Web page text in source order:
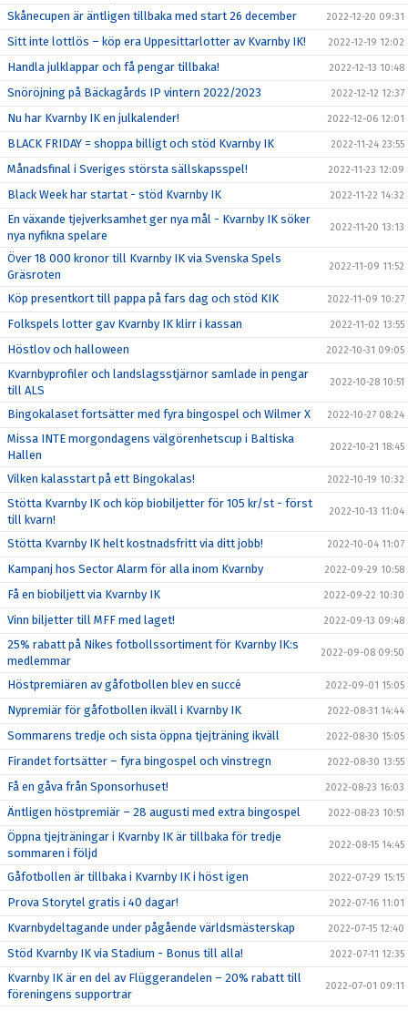
Skånecupen är äntligen tillbaka med start 26 december 2022-12-20 09:31
Sitt inte lottlös – köp era Uppesittarlotter av Kvarnby IK! 2022-12-19 12:02
Handla julklappar och få pengar tillbaka! 2022-12-13 10:48
Snöröjning på Bäckagårds IP vintern 2022/2023 2022-12-12 12:37
Nu har Kvarnby IK en julkalender! 2022-12-06 12:01
BLACK FRIDAY = shoppa billigt och stöd Kvarnby IK 2022-11-24 23:55
Månadsfinal i Sveriges största sällskapsspel! 2022-11-23 12:09
Black Week har startat - stöd Kvarnby IK 2022-11-22 14:32
En växande tjejverksamhet ger nya mål - Kvarnby IK söker
nya nyfikna spelare
2022-11-20 13:13
Över 18 000 kronor till Kvarnby IK via Svenska Spels
Gräsroten
2022-11-09 11:52
Köp presentkort till pappa på fars dag och stöd KIK 2022-11-09 10:27
Folkspels lotter gav Kvarnby IK klirr i kassan 2022-11-02 13:55
Höstlov och halloween 2022-10-31 09:05
Kvarnbyprofiler och landslagsstjärnor samlade in pengar
till ALS
2022-10-28 10:51
Bingokalaset fortsätter med fyra bingospel och Wilmer X 2022-10-27 08:24
Missa INTE morgondagens välgörenhetscup i Baltiska
Hallen
2022-10-21 18:45
Vilken kalasstart på ett Bingokalas! 2022-10-19 10:32
Stötta Kvarnby IK och köp biobiljetter för 105 kr/st - först
till kvarn!
2022-10-13 11:04
Stötta Kvarnby IK helt kostnadsfritt via ditt jobb! 2022-10-04 11:07
Kampanj hos Sector Alarm för alla inom Kvarnby 2022-09-29 10:58
Få en biobiljett via Kvarnby IK 2022-09-22 10:30
Vinn biljetter till MFF med laget! 2022-09-13 09:48
25% rabatt på Nikes fotbollssortiment för Kvarnby IK:s
medlemmar
2022-09-08 09:50
Höstpremiären av gåfotbollen blev en succé 2022-09-01 15:05
Nypremiär för gåfotbollen ikväll i Kvarnby IK 2022-08-31 14:44
Sommarens tredje och sista öppna tjejträning ikväll 2022-08-30 15:05
Firandet fortsätter – fyra bingospel och vinstregn 2022-08-30 13:55
Få en gåva från Sponsorhuset! 2022-08-23 16:03
Äntligen höstpremiär – 28 augusti med extra bingospel 2022-08-23 10:51
Öppna tjejträningar i Kvarnby IK är tillbaka för tredje
sommaren i följd
2022-08-15 14:45
Gåfotbollen är tillbaka i Kvarnby IK i höst igen 2022-07-29 15:15
Prova Storytel gratis i 40 dagar! 2022-07-16 11:01
Kvarnbydeltagande under pågående världsmästerskap 2022-07-15 12:40
Stöd Kvarnby IK via Stadium - Bonus till alla! 2022-07-11 12:35
Kvarnby IK är en del av Flüggerandelen – 20% rabatt till
föreningens supportrar
2022-07-01 09:11